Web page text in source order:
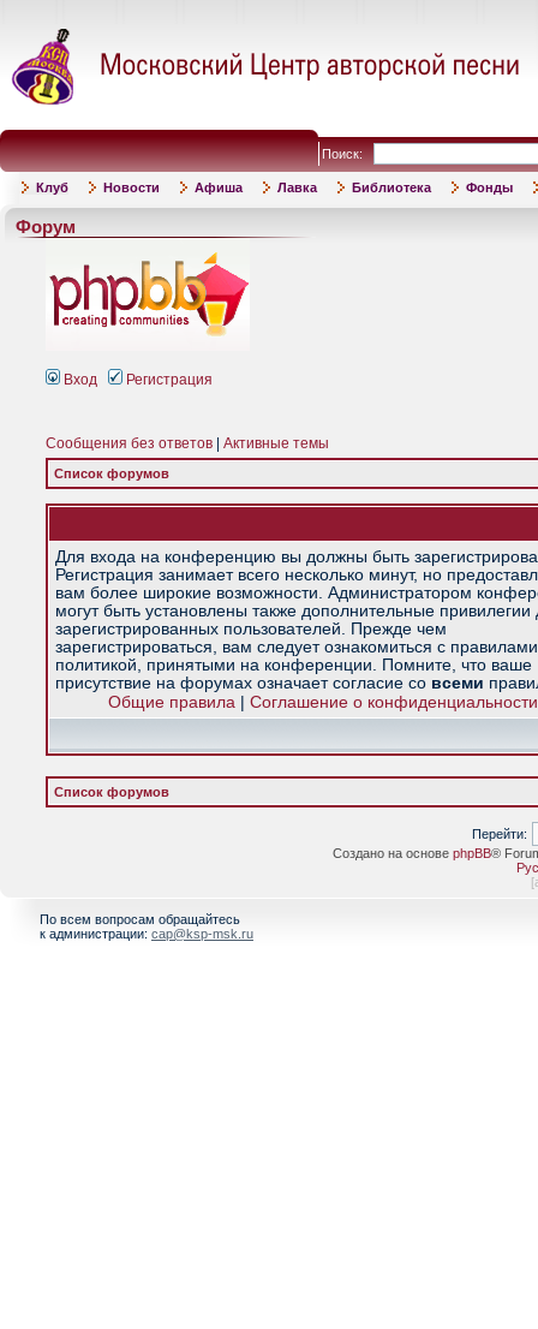
Поиск:
Клуб Новости Афиша Лавка Библиотека Фонды
Форум
Вход Регистрация
Сообщения без ответов Активные темы
Список форумов
Для входа на конференцию вы должны быть
Регистрация занимает всего несколько минут, но
вам более широкие возможности. Администратором
могут быть установлены также дополнительные привилегии
зарегистрированных пользователей. Прежде чем
зарегистрироваться, вам следует ознакомиться с
политикой, принятыми на конференции. Помните, что ваше
присутствие на форумах означает согласие со всеми
Общие правила| Соглашение о конфиденциальности
Список форумов
Перейти:
Создано на основе phpBB®
[
По всем вопросам обращайтесь
к администрации: cap@ksp-msk.ru